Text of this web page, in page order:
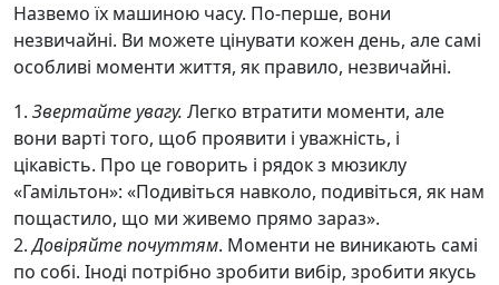
Назвемо їх машиною часу. По-перше, вони
незвичайні. Ви можете цінувати кожен день, але самі
особливі моменти життя, як правило, незвичайні.
1. Звертайте увагу. Легко втратити моменти, але
вони варті того, щоб проявити і уважність, і
цікавість. Про це говорить і рядок з мюзиклу
«Гамільтон»: «Подивіться навколо, подивіться, як нам
пощастило, що ми живемо прямо зараз».
2.Довіряйте почуттям. Моменти не виникають самі
по собі. Іноді потрібно зробити вибір, зробити якусь